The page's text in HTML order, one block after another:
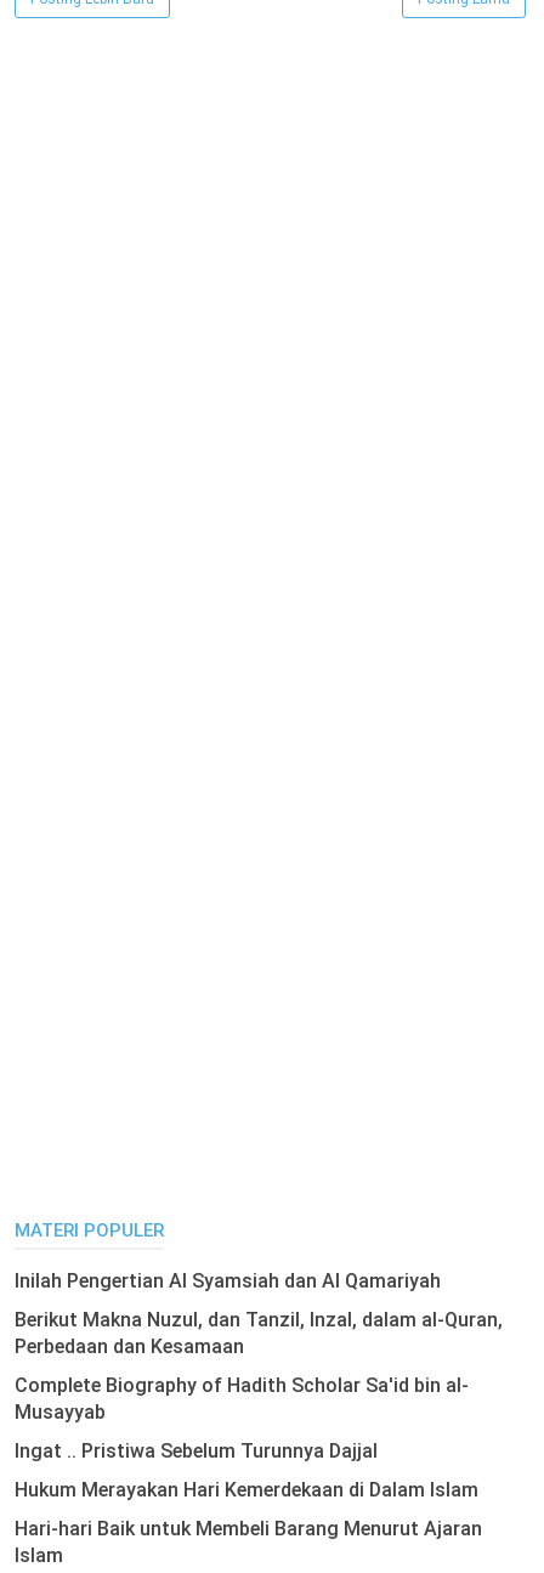
MATERI POPULER
Inilah Pengertian Al Syamsiah dan Al Qamariyah
Berikut Makna Nuzul, dan Tanzil, Inzal, dalam al-Quran,
Perbedaan dan Kesamaan
Complete Biography of Hadith Scholar Sa'id bin al-
Musayyab
Ingat .. Pristiwa Sebelum Turunnya Dajjal
Hukum Merayakan Hari Kemerdekaan di Dalam Islam
Hari-hari Baik untuk Membeli Barang Menurut Ajaran
Islam